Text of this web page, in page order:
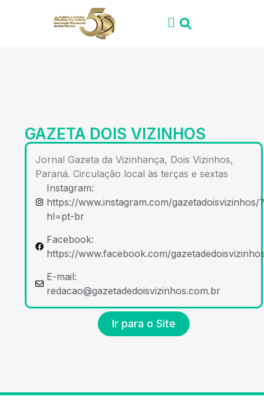
GAZETA DOIS VIZINHOS
Jornal Gazeta da Vizinhança, Dois Vizinhos,
Paraná. Circulação local às terças e sextas
Instagram:
https://www.instagram.com/gazetadoisvizinhos/?
hl=pt-br
Facebook:
https://www.facebook.com/
E-mail:
redacao@gazetadedoisvizinhos.com.br
Ir para o Site